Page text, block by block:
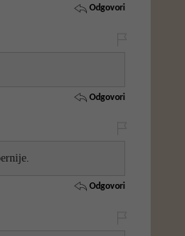
Odgovori
Odgovori
Odgovori